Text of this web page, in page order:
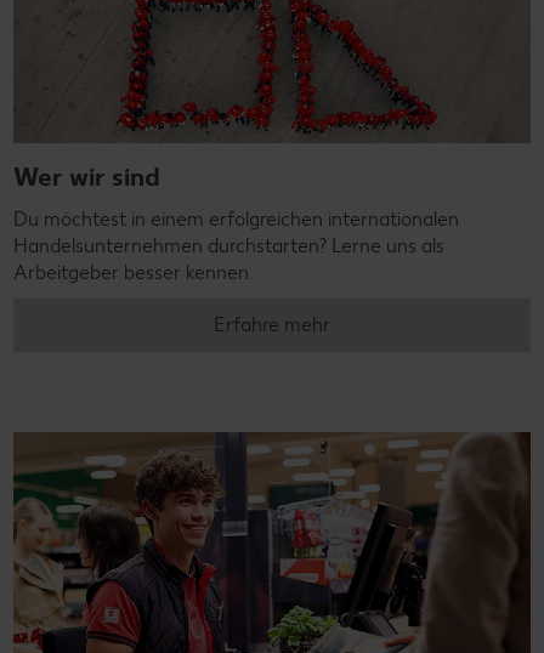
Wer wir sind
Du möchtest in einem erfolgreichen internationalen
Handelsunternehmen durchstarten? Lerne uns als
Arbeitgeber besser kennen.
Erfahre mehr